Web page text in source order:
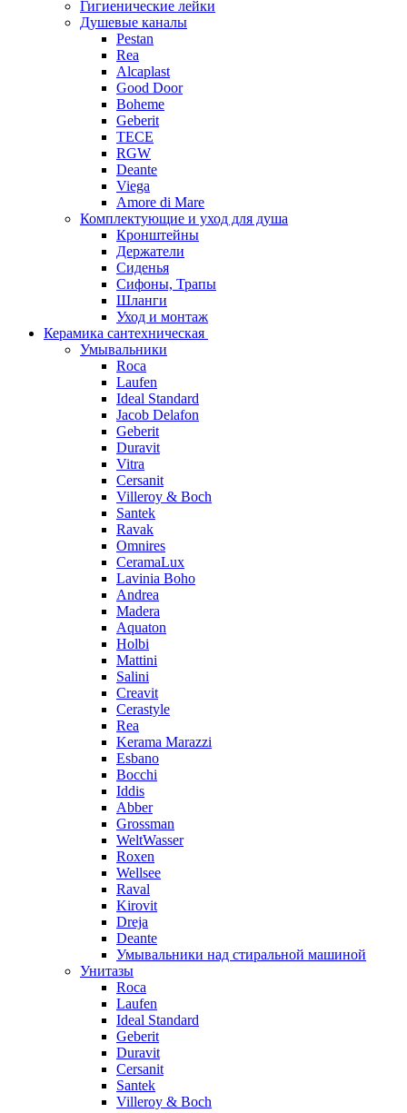
Гигиенические лейки
Душевые каналы
Pestan
Rea
Alcaplast
Good Door
Boheme
Geberit
TECE
RGW
Deante
Viega
Amore di Mare
Комплектующие и уход для душа
Кронштейны
Держатели
Сиденья
Сифоны, Трапы
Шланги
Уход и монтаж
Керамика сантехническая
Умывальники
Roca
Laufen
Ideal Standard
Jacob Delafon
Geberit
Duravit
Vitra
Cersanit
Villeroy & Boch
Santek
Ravak
Omnires
CeramaLux
Lavinia Boho
Andrea
Madera
Aquaton
Holbi
Mattini
Salini
Creavit
Cerastyle
Rea
Kerama Marazzi
Esbano
Bocchi
Iddis
Abber
Grossman
WeltWasser
Roxen
Wellsee
Raval
Kirovit
Dreja
Deante
Умывальники над стиральной машиной
Унитазы
Roca
Laufen
Ideal Standard
Geberit
Duravit
Cersanit
Santek
Villeroy & Boch